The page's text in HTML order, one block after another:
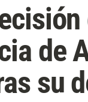
de
su